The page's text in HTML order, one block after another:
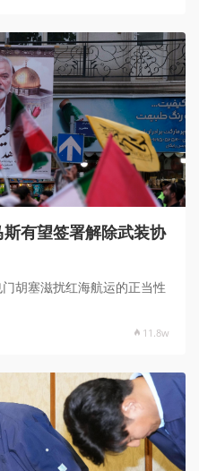
有望签署解除武装协
胡塞滋扰红海航运的正当性
11.8w